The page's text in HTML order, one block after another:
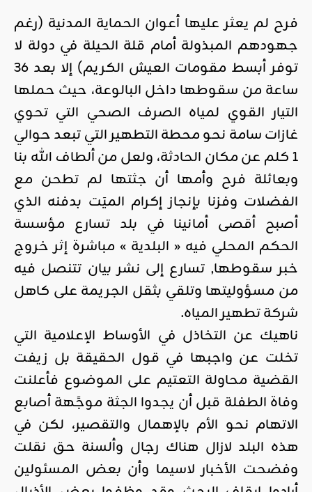
فرح لم يعثر عليها أعوان الحماية المدنية (رغم
جهودهم المبذولة أمام قلة الحيلة في دولة لا
توفر أبسط مقومات العيش الكريم) إلا بعد 36
ساعة من سقوطها داخل البالوعة، حيث حملها
التيار القوي لمياه الصرف الصحي التي تحوي
غازات سامة نحو محطة التطهير التي تبعد حوالي
1 كلم عن مكان الحادثة، ولعل من ألطاف الله بنا
وبعائلة فرح وأمها أن جثتها لم تطحن مع
الفضلات وفزنا بإنجاز إكرام الميَت بدفنه الذي
أصبح أقصى أمانينا في بلد تسارع مؤسسة
الحكم المحلي فيه « البلدية » مباشرة إثر خروج
خبر سقوطها, تسارع إلى نشر بيان تتنصل فيه
من مسؤوليتها وتلقي بثقل الجريمة على كاهل
شركة تطهير المياه.
ناهيك عن التخاذل في الأوساط الإعلامية التي
تخلت عن واجبها في قول الحقيقة بل زيفت
القضية محاولة التعتيم على الموضوع فأعلنت
وفاة الطفلة قبل أن يجدوا الجثة موجًهة أصابع
الاتهام نحو الأم بالإهمال والتقصير، لكن في
هذه البلد لازال هناك رجال وألسنة حق نقلت
وفضحت الأخبار لاسيما وأن بعض المسئولين